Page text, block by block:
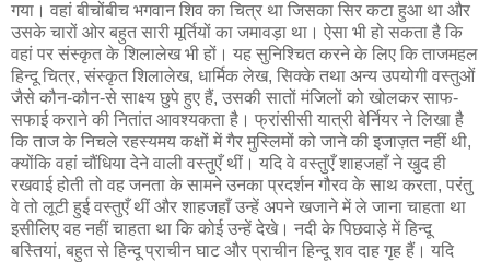
गया। वहां बीचोंबीच भगवान शिव का चित्र था जिसका सिर कटा हुआ था और
उसके चारों ओर बहुत सारी मूर्तियों का जमावड़ा था। ऐसा भी हो सकता है कि
वहां पर संस्कृत के शिलालेख भी हों। यह सुनिश्चित करने के लिए कि ताजमहल
हिन्दू चित्र, संस्कृत शिलालेख, धार्मिक लेख, सिक्के तथा अन्य उपयोगी वस्तुओं
जैसे कौन-कौन-से साक्ष्य छुपे हुए हैं, उसकी सातों मंजिलों को खोलकर साफ-
सफाई कराने की नितांत आवश्यकता है। फ्रांसीसी यात्री बेर्नियर ने लिखा है
कि ताज के निचले रहस्यमय कक्षों में गैर मुस्लिमों को जाने की इजाज़त नहीं थी,
क्योंकि वहां चौंधिया देने वाली वस्तुएँ थीं। यदि वे वस्तुएँ शाहजहाँ ने खुद ही
रखवाई होती तो वह जनता के सामने उनका प्रदर्शन गौरव के साथ करता, परंतु
वे तो लूटी हुई वस्तुएँ थीं और शाहजहाँ उन्हें अपने खजाने में ले जाना चाहता था
इसीलिए वह नहीं चाहता था कि कोई उन्हें देखे। नदी के पिछवाड़े में हिन्दू
बस्तियां, बहुत से हिन्दू प्राचीन घाट और प्राचीन हिन्दू शव दाह गृह हैं। यदि